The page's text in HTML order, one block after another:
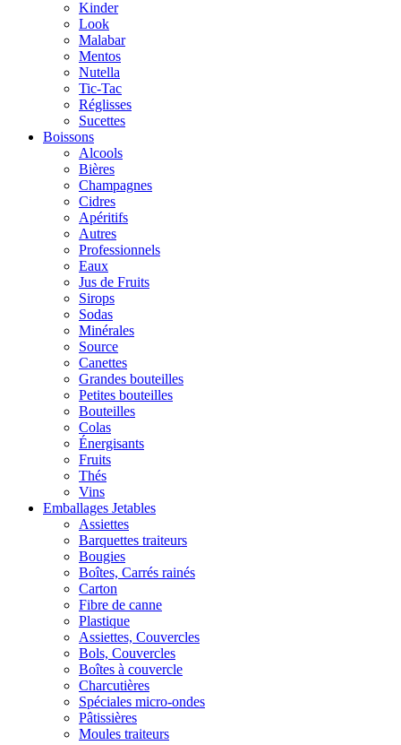
Kinder
Look
Malabar
Mentos
Nutella
Tic-Tac
Réglisses
Sucettes
Boissons
Alcools
Bières
Champagnes
Cidres
Apéritifs
Autres
Professionnels
Eaux
Jus de Fruits
Sirops
Sodas
Minérales
Source
Canettes
Grandes bouteilles
Petites bouteilles
Bouteilles
Colas
Énergisants
Fruits
Thés
Vins
Emballages Jetables
Assiettes
Barquettes traiteurs
Bougies
Boîtes, Carrés rainés
Carton
Fibre de canne
Plastique
Assiettes, Couvercles
Bols, Couvercles
Boîtes à couvercle
Charcutières
Spéciales micro-ondes
Pâtissières
Moules traiteurs